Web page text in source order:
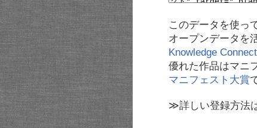
このデータを使っ
オープンデータを
Knowledge
優れた作品はマニ
マニフェスト大賞
≫詳しい登録方法